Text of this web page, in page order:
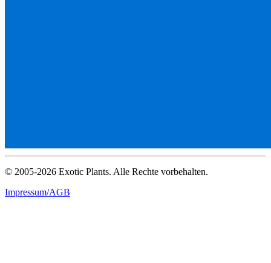
© 2005-2026 Exotic Plants. Alle Rechte vorbehalten.
Impressum/AGB